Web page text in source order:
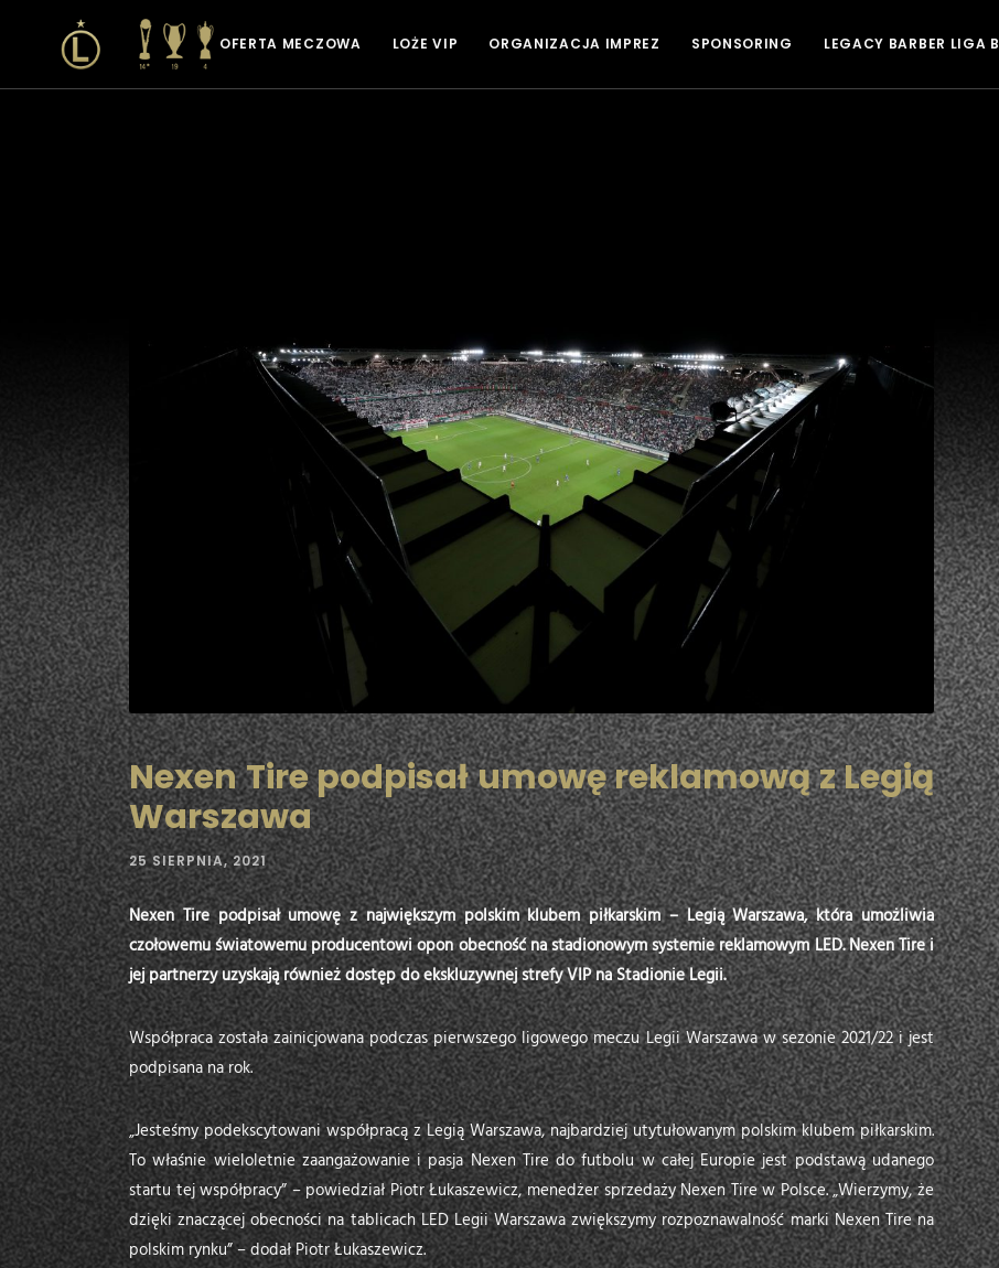
OFERTA MECZOWA LOŻE VIP ORGANIZACJA IMPREZ SPONSORING LEGACY BARBER LIGA
Nexen Tire podpisał umowę reklamową z Legią
Warszawa
25 SIERPNIA, 2021
Nexen Tire podpisał umowę z największym polskim klubem piłkarskim – Legią Warszawa, która umożliwia
czołowemu światowemu producentowi opon obecność na stadionowym systemie reklamowym LED. Nexen Tire i
jej partnerzy uzyskają również dostęp do ekskluzywnej strefy VIP na Stadionie Legii.
Współpraca została zainicjowana podczas pierwszego ligowego meczu Legii Warszawa w sezonie 2021/22 i jest
podpisana na rok.
„Jesteśmy podekscytowani współpracą z Legią Warszawa, najbardziej utytułowanym polskim klubem piłkarskim.
To właśnie wieloletnie zaangażowanie i pasja Nexen Tire do futbolu w całej Europie jest podstawą udanego
startu tej współpracy” – powiedział Piotr Łukaszewicz, menedżer sprzedaży Nexen Tire w Polsce. „Wierzymy, że
dzięki znaczącej obecności na tablicach LED Legii Warszawa zwiększymy rozpoznawalność marki Nexen Tire na
polskim rynku” – dodał Piotr Łukaszewicz.